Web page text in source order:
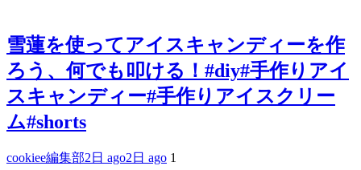
雪蓮を使ってアイスキャンディーを作
ろう、何でも叩ける！#diy#手作りアイ
スキャンディー#手作りアイスクリー
ム#shorts
cookiee編集部2日 ago2日 ago 1